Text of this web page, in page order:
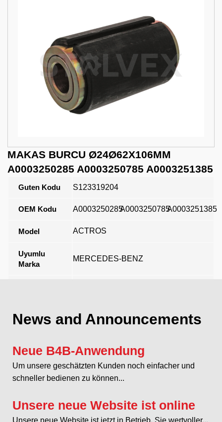
MAKAS BURCU Ø24Ø62X106MM
A0003250285 A0003250785 A0003251385
Guten Kodu S123319204
OEM Kodu A0003250285A0003250785A0003251385
Model ACTROS
Uyumlu
Marka
MERCEDES-BENZ
News and Announcements
Neue B4B-Anwendung
Um unsere geschätzten Kunden noch einfacher und
schneller bedienen zu können...
Unsere neue Website ist online
Unsere neue Website ist jetzt in Betrieb. Sie wertvoller...